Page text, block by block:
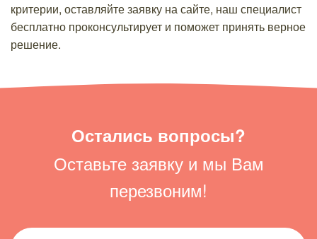
критерии, оставляйте заявку на сайте, наш специалист
бесплатно проконсультирует и поможет принять верное
решение.
Остались вопросы?
Оставьте заявку и мы Вам
перезвоним!